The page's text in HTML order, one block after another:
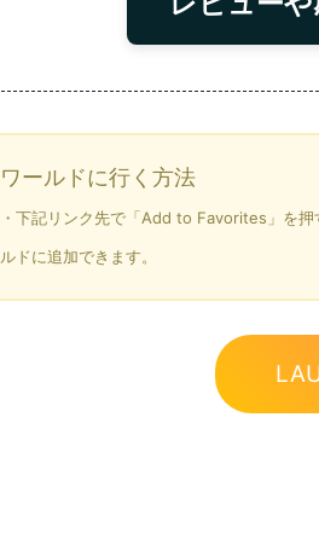
ワールドに行く方法
・下記リンク先で「Add to Favorites」を
ルドに追加できます。